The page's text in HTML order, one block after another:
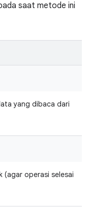
saat metode ini
yang dibaca dari
(agar operasi selesai